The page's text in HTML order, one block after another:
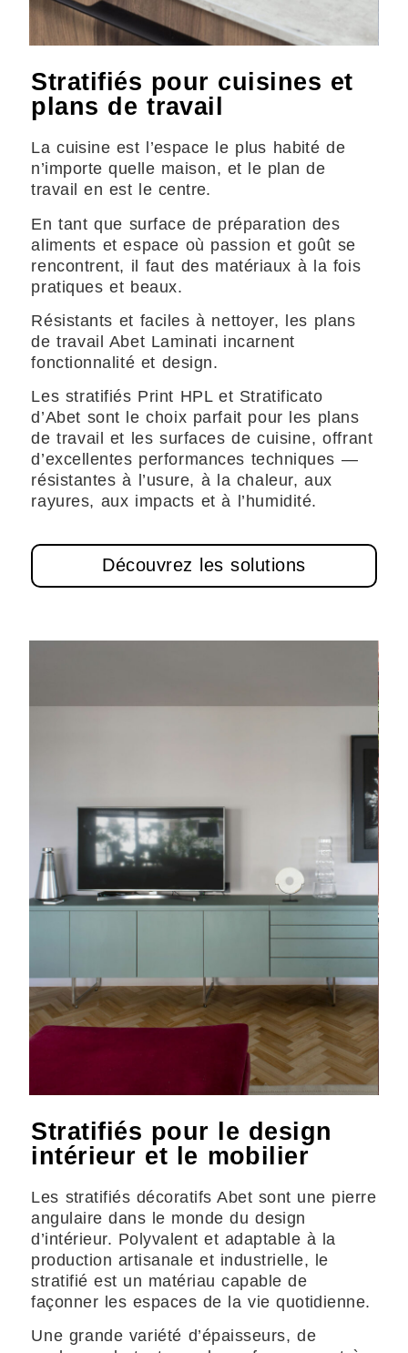
Stratifiés pour cuisines et
plans de travail
La cuisine est l’espace le plus habité de
n’importe quelle maison, et le plan de
travail en est le centre.
En tant que surface de préparation des
aliments et espace où passion et goût se
rencontrent, il faut des matériaux à la fois
pratiques et beaux.
Résistants et faciles à nettoyer, les plans
de travail Abet Laminati incarnent
fonctionnalité et design.
Les stratifiés Print HPL et Stratificato
d’Abet sont le choix parfait pour les plans
de travail et les surfaces de cuisine, offrant
d’excellentes performances techniques —
résistantes à l’usure, à la chaleur, aux
rayures, aux impacts et à l’humidité.
Découvrez les solutions
Stratifiés pour le design
intérieur et le mobilier
Les stratifiés décoratifs Abet sont une pierre
angulaire dans le monde du design
d’intérieur. Polyvalent et adaptable à la
production artisanale et industrielle, le
stratifié est un matériau capable de
façonner les espaces de la vie quotidienne.
Une grande variété d’épaisseurs, de